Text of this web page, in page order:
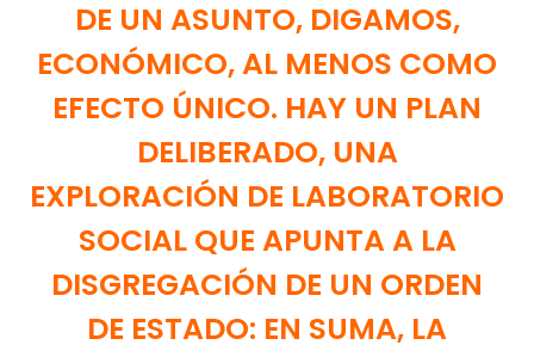
DE UN ASUNTO, DIGAMOS,
ECONÓMICO, AL MENOS COMO
EFECTO ÚNICO. HAY UN PLAN
DELIBERADO, UNA
EXPLORACIÓN DE LABORATORIO
SOCIAL QUE APUNTA A LA
DISGREGACIÓN DE UN ORDEN
DE ESTADO: EN SUMA, LA